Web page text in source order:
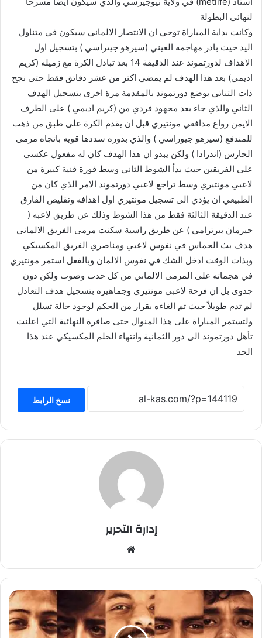
لنهائي البطولة
وكانت بداية المباراة توحي ان الانتصار الالماني سيكون في متناول
اليد حيث بادر مهاجمه الغيني (سيرهو جيىراسي ) بتسجيل اول
الاهداف لدورتموند عند الدقيقة 14 بعد تبادل الكرة مع زميله (كريم
اديمي) بعد هذا الهدف لم يمضي اكثر من عشر دقائق فقط حتى نجح
ذات الثنائي بوضع دورتموند بالمقدمة مرة اخرى بتسجيل الهدف
الثاني والذي جاء بعد مجهود فردي من (كريم اديمي ) على الطرف
الايمن رواغ مدافعي مونتيري قبل ان يقدم الكرة على طبق من ذهب
للمندفع (سيرهو جيوراسي ) والذي بدوره سددها قويه باتجاه مرمى
الحارس (اندرادا ) ولكن يبدو ان هذا الهدف كان له مفعول عكسي
على الفريقين حيث بدأ الشوط الثاني وسط فورة فنية كبيرة من
لاعبي مونتيري وسط تراجع لاعبي دورتموند الامر الذي كان من
الطبيعي ان يؤدي الى تسجيل مونتيري اول اهدافه وتقليص الفارق
عند الدقيقة الثالثة فقط من هذا الشوط وذلك عن طريق لاعبه (
جيرمان بيرترامي ) عن طريق راسية سكنت مرمى الفريق الالماني
هدف بث الحماس في نفوس لاعبي ومناصري الفريق المكسيكي
وبذات الوقت ادخل الشك في نفوس الالمان وبالفعل استمر مونتيري
في هجماته على المرمى الالماني من كل حدب وصوب ولكن دون
جدوى بل ان فرحة لاعبي مونتيري وجماهيره بتسجيل هدف التعادل
لم تدم طويلاً حيث تم الغاءه بقرار من الحكم لوجود حالة تسلل
ولتستمر المباراة على هذا المنوال حتى صافرة النهائية التي اعلنت
تأهل دورتموند الى دور الثمانية وانتهاء الحلم المكسيكي عند هذا
الحد
نسخ الرابط
إدارة التحرير
الوي
ب
"
ع
ا
ل